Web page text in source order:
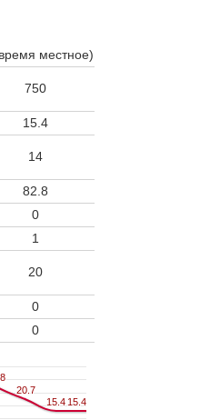
местное)
750
15.4
14
82.8
0
1
20
0
0
20.7
20.7
15.4
15.4 15.4
15.4